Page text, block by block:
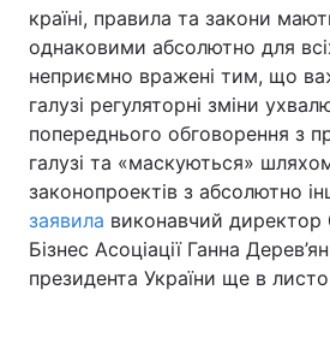
країні, правила та закони
однаковими абсолютно для
неприємно вражені тим, що
галузі регуляторні зміни
попереднього обговорення з
галузі та «маскуються»
законопроектів з абсолютно
заявила виконавчий директор
Бізнес Асоціації Ганна
президента України ще в